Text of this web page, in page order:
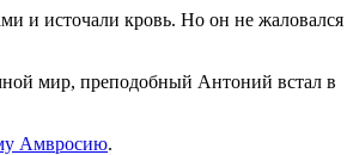
и источали кровь. Но он не жаловался
мир, преподобный Антоний встал в
Амвросию.